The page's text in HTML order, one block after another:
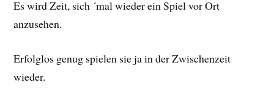
Es wird Zeit, sich ´mal wieder ein Spiel vor Ort
anzusehen.
Erfolglos genug spielen sie ja in der Zwischenzeit
wieder.